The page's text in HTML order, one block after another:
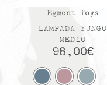
Egmont Toys
LAMPADA FUNGO
MEDIO
98,00€